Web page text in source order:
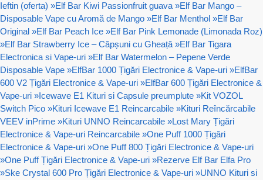
Ieftin (oferta) »Elf Bar Kiwi Passionfruit guava »Elf Bar Mango –
Disposable Vape cu Aromă de Mango »Elf Bar Menthol »Elf Bar
Original »Elf Bar Peach Ice »Elf Bar Pink Lemonade (Limonada Roz)
»Elf Bar Strawberry Ice – Căpșuni cu Gheață »Elf Bar Tigara
Electronica si Vape-uri »Elf Bar Watermelon – Pepene Verde
Disposable Vape »ElfBar 1000 Țigări Electronice & Vape-uri »ElfBar
600 V2 Țigări Electronice & Vape-uri »ElfBar 600 Țigări Electronice &
Vape-uri »Icewave E1 Kituri si Capsule preumplute »Kit VOZOL
Switch Pico »Kituri Icewave E1 Reincarcabile »Kituri Reîncărcabile
VEEV inPrime »Kituri UNNO Reincarcabile »Lost Mary Țigări
Electronice & Vape-uri Reincarcabile »One Puff 1000 Țigări
Electronice & Vape-uri »One Puff 800 Țigări Electronice & Vape-uri
»One Puff Țigări Electronice & Vape-uri »Rezerve Elf Bar Elfa Pro
»Ske Crystal 600 Pro Țigări Electronice & Vape-uri »UNNO Kituri si